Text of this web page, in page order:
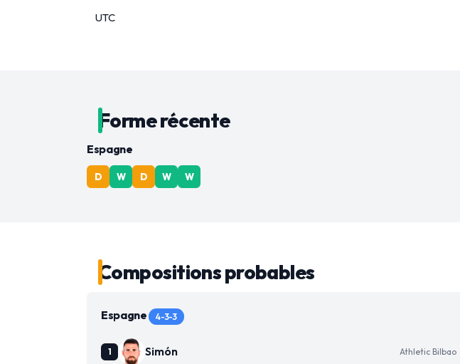
UTC
Forme récente
Espagne
D W D W W
Compositions probables
Espagne 4-3-3
Simón Athletic Bilbao